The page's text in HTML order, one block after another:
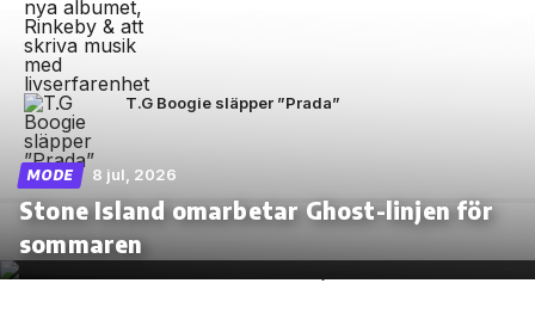
T.G Boogie släpper ”Prada”
MODE 8 jul, 2026
Stone Island omarbetar Ghost-linjen för
sommaren